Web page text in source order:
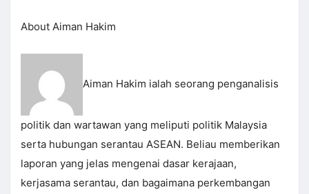
About Aiman Hakim
Aiman Hakim ialah seorang penganalisis
politik dan wartawan yang meliputi politik Malaysia
serta hubungan serantau ASEAN. Beliau memberikan
laporan yang jelas mengenai dasar kerajaan,
kerjasama serantau, dan bagaimana perkembangan